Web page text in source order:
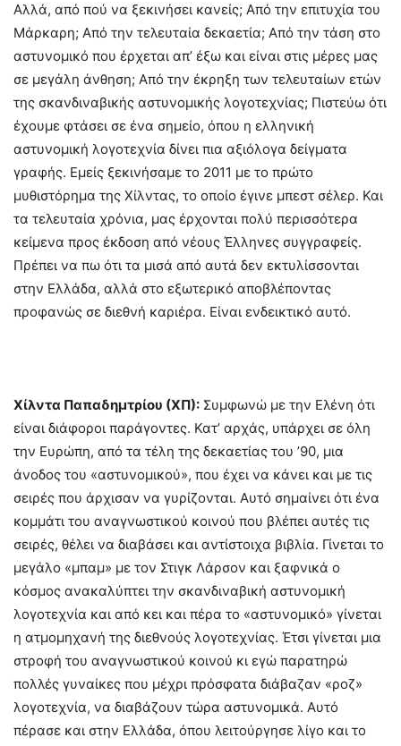
Αλλά, από πού να ξεκινήσει κανείς; Από την επιτυχία του
Μάρκαρη; Από την τελευταία δεκαετία; Από την τάση στο
αστυνομικό που έρχεται απ’ έξω και είναι στις μέρες μας
σε μεγάλη άνθηση; Από την έκρηξη των τελευταίων ετών
της σκανδιναβικής αστυνομικής λογοτεχνίας; Πιστεύω ότι
έχουμε φτάσει σε ένα σημείο, όπου η ελληνική
αστυνομική λογοτεχνία δίνει πια αξιόλογα δείγματα
γραφής. Εμείς ξεκινήσαμε το 2011 με το πρώτο
μυθιστόρημα της Χίλντας, το οποίο έγινε μπεστ σέλερ. Και
τα τελευταία χρόνια, μας έρχονται πολύ περισσότερα
κείμενα προς έκδοση από νέους Έλληνες συγγραφείς.
Πρέπει να πω ότι τα μισά από αυτά δεν εκτυλίσσονται
στην Ελλάδα, αλλά στο εξωτερικό αποβλέποντας
προφανώς σε διεθνή καριέρα. Είναι ενδεικτικό αυτό.
Χίλντα Παπαδημτρίου (ΧΠ): Συμφωνώ με την Ελένη ότι
είναι διάφοροι παράγοντες. Κατ’ αρχάς, υπάρχει σε όλη
την Ευρώπη, από τα τέλη της δεκαετίας του ’90, μια
άνοδος του «αστυνομικού», που έχει να κάνει και με τις
σειρές που άρχισαν να γυρίζονται. Αυτό σημαίνει ότι ένα
κομμάτι του αναγνωστικού κοινού που βλέπει αυτές τις
σειρές, θέλει να διαβάσει και αντίστοιχα βιβλία. Γίνεται το
μεγάλο «μπαμ» με τον Στιγκ Λάρσον και ξαφνικά ο
κόσμος ανακαλύπτει την σκανδιναβική αστυνομική
λογοτεχνία και από κει και πέρα το «αστυνομικό» γίνεται
η ατμομηχανή της διεθνούς λογοτεχνίας. Έτσι γίνεται μια
στροφή του αναγνωστικού κοινού κι εγώ παρατηρώ
πολλές γυναίκες που μέχρι πρόσφατα διάβαζαν «ροζ»
λογοτεχνία, να διαβάζουν τώρα αστυνομικά. Αυτό
πέρασε και στην Ελλάδα, όπου λειτούργησε λίγο και το